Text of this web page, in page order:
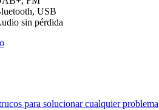
USB
sin pérdida
para solucionar cualquier problema